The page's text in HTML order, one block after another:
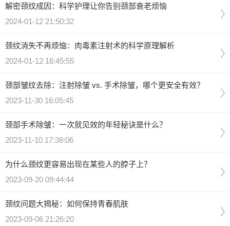
解密颈纹成因：科学护理让你告别颈部衰老烦恼
2024-01-12 21:50:32
颈纹消失不再烦恼：肉毒素注射术的科学原理解析
2024-01-12 16:45:55
颈部皱纹去除：注射除皱 vs. 手术除皱，哪个更安全有效？
2023-11-30 16:05:45
颈部手术除皱：一次就见效的年轻秘诀是什么？
2023-11-10 17:38:06
为什么颈纹更容易出现在某些人的脖子上？
2023-09-20 09:44:44
颈纹问题大揭秘：如何保持青春肌肤
2023-09-06 21:26:20